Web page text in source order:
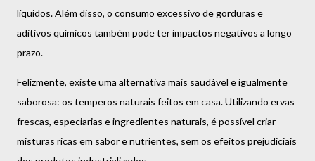
líquidos. Além disso, o consumo excessivo de gorduras e
aditivos químicos também pode ter impactos negativos a longo
prazo.
Felizmente, existe uma alternativa mais saudável e igualmente
saborosa: os temperos naturais feitos em casa. Utilizando ervas
frescas, especiarias e ingredientes naturais, é possível criar
misturas ricas em sabor e nutrientes, sem os efeitos prejudiciais